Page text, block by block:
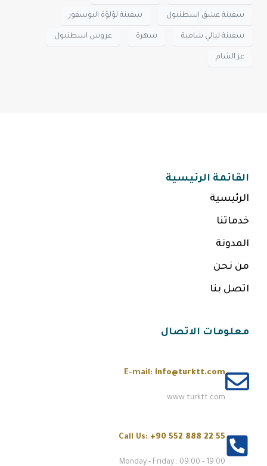
سفينة عشق اسطنبول سفينة لؤلؤة البوسفور
سفينة ليالي شامية سهرة عروس اسطنبول
عز الشام
القائمة الرئيسية
الرئيسية
خدماتنا
المدونة
من نحن
اتصل بنا
معلومات الاتصال
E-mail: info@turktt.com
www.turktt.com
Call Us: +90 552 888 22 55
Monday - Friday : 09:00 - 19:00